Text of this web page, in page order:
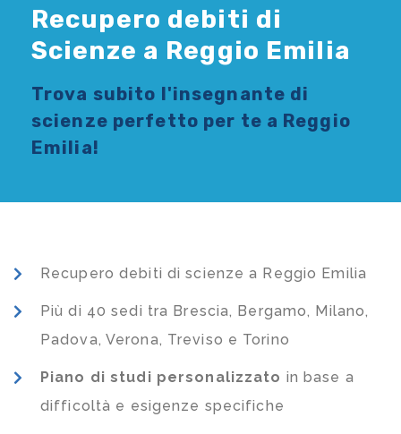
Recupero debiti di
Scienze a Reggio Emilia
Trova subito l'insegnante di
scienze perfetto per te a Reggio
Emilia!
Recupero debiti di scienze a Reggio Emilia
Più di 40 sedi tra Brescia, Bergamo, Milano,
Padova, Verona, Treviso e Torino
Piano di studi personalizzato in base a
difficoltà e esigenze specifiche